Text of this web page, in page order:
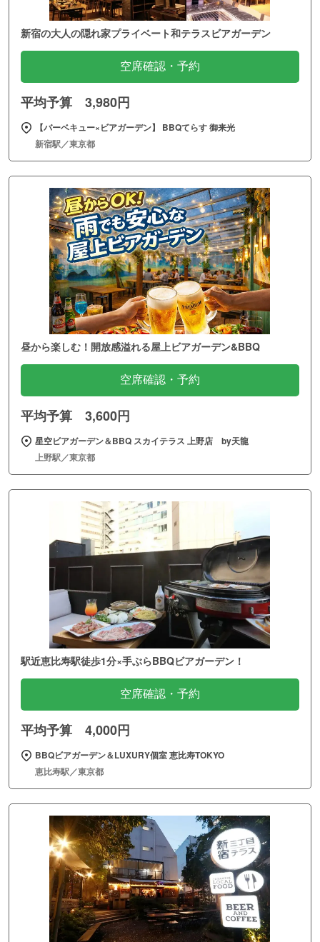
新宿の大人の隠れ家プライベート和テラスビアガーデン
空席確認・予約
平均予算 3,980円
【バーベキュー×ビアガーデン】 BBQてらす 御来光
新宿駅／東京都
昼から楽しむ！開放感溢れる屋上ビアガーデン&BBQ
空席確認・予約
平均予算 3,600円
星空ビアガーデン＆BBQ スカイテラス 上野店 by天龍
上野駅／東京都
駅近恵比寿駅徒歩1分×手ぶらBBQビアガーデン！
空席確認・予約
平均予算 4,000円
BBQビアガーデン＆LUXURY個室 恵比寿TOKYO
恵比寿駅／東京都